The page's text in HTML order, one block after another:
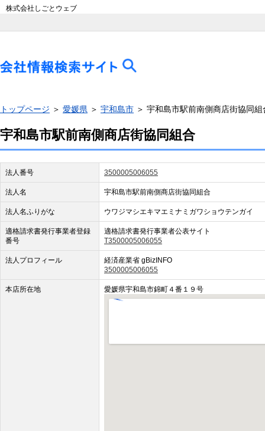
株式会社しごとウェブ
トップページ ＞ 愛媛県 ＞ 宇和島市 ＞ 宇和島市駅前南側商店街協同組
宇和島市駅前南側商店街協同組合
法人番号 3500005006055
法人名 宇和島市駅前南側商店街協同組合
法人名ふりがな ウワジマシエキマエミナミガワショウテンガイ
適格請求書発行事業者登録
番号
適格請求書発行事業者公表サイト
T3500005006055
法人プロフィール
経済産業省 gBizINFO
3500005006055
本店所在地 愛媛県宇和島市錦町４番１９号